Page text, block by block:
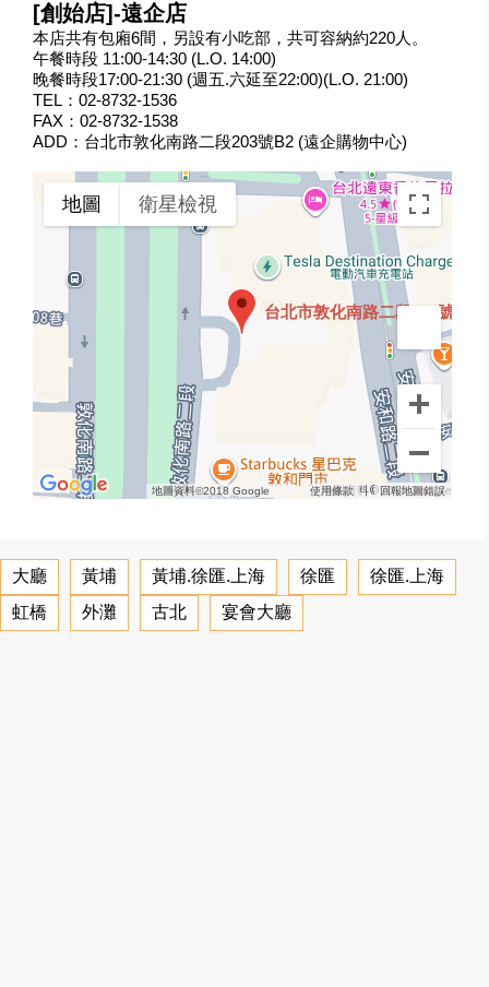
[創始店]-遠企店
本店共有包廂6間，另設有小吃部，共可容納約220人。
午餐時段 11:00-14:30 (L.O. 14:00)
晚餐時段17:00-21:30 (週五.六延至22:00)(L.O. 21:00)
TEL：02-8732-1536
FAX：02-8732-1538
ADD：台北市敦化南路二段203號B2 (遠企購物中心)
台北市敦化南路二段203號B2
地圖資料©2018 Google 地圖資料©2018 Google
使用條款 回報地圖錯誤
地圖 衛星檢視
大廳 黃埔 黃埔.徐匯.上海 徐匯
徐匯.上海
虹橋
外灘 古北 宴會大廳